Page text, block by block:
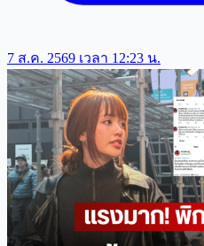
7 ส.ค. 2569 เวลา 12:23 น.